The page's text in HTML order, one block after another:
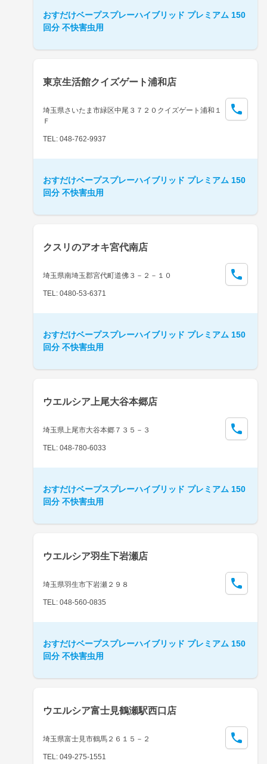
おすだけベープスプレーハイブリッド プレミアム 150
回分 不快害虫用
東京生活館クイズゲート浦和店
埼玉県さいたま市緑区中尾３７２０クイズゲート浦和１
Ｆ
TEL: 048-762-9937
おすだけベープスプレーハイブリッド プレミアム 150
回分 不快害虫用
クスリのアオキ宮代南店
埼玉県南埼玉郡宮代町道佛３－２－１０
TEL: 0480-53-6371
おすだけベープスプレーハイブリッド プレミアム 150
回分 不快害虫用
ウエルシア上尾大谷本郷店
埼玉県上尾市大谷本郷７３５－３
TEL: 048-780-6033
おすだけベープスプレーハイブリッド プレミアム 150
回分 不快害虫用
ウエルシア羽生下岩瀬店
埼玉県羽生市下岩瀬２９８
TEL: 048-560-0835
おすだけベープスプレーハイブリッド プレミアム 150
回分 不快害虫用
ウエルシア富士見鶴瀬駅西口店
埼玉県富士見市鶴馬２６１５－２
TEL: 049-275-1551